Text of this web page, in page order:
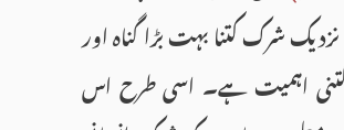
شرک کتنا بہت بڑا گناہ اور
کتنی اہمیت ہے۔ اسی طرح اس